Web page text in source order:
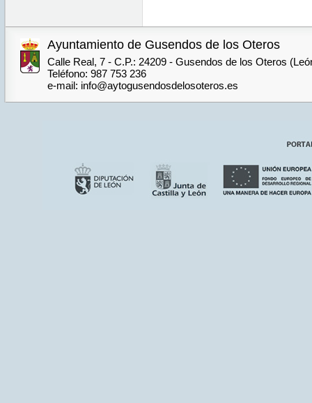
Ayuntamiento de Gusendos de los Oteros
Calle Real, 7 - C.P.: 24209 - Gusendos de los Oteros
Teléfono: 987 753 236
e-mail: info@aytogusendosdelosoteros.es